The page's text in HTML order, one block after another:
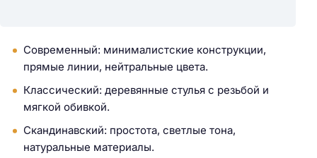
Современный: минималистские конструкции,
прямые линии, нейтральные цвета.
Классический: деревянные стулья с резьбой и
мягкой обивкой.
Скандинавский: простота, светлые тона,
натуральные материалы.